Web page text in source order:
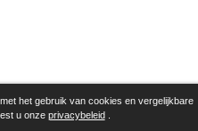
het gebruik van cookies en vergelijkbare
u onze privacybeleid.